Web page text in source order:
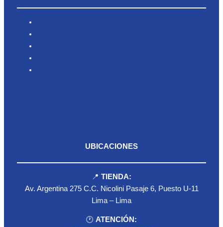
UBICACIONES
📍 TIENDA:
Av. Argentina 275 C.C. Nicolini Pasaje 6, Puesto U-11
Lima – Lima
🕐 ATENCIÓN: